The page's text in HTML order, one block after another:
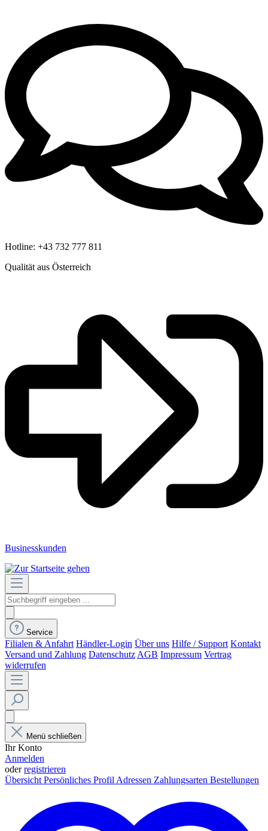
Hotline: +43 732 777 811
Qualität aus Österreich
Businesskunden
Service
Filialen & Anfahrt Händler-Login Über uns Hilfe / Support Kontakt
Versand und Zahlung Datenschutz AGB Impressum Vertrag
widerrufen
Menü schließen
Ihr Konto
Anmelden
oderregistrieren
Übersicht Persönliches Profil Adressen Zahlungsarten Bestellungen